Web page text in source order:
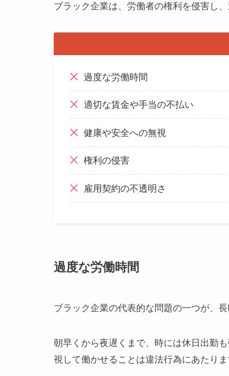
ブラック企業は、労働者の権利を侵害し
過度な労働時間
適切な賃金や手当の不払い
健康や安全への無視
権利の侵害
雇用契約の不透明さ
過度な労働時間
ブラック企業の代表的な問題の一つが、長
朝早くから夜遅くまで、時には休日出勤
視して働かせることは違法行為にあたりま